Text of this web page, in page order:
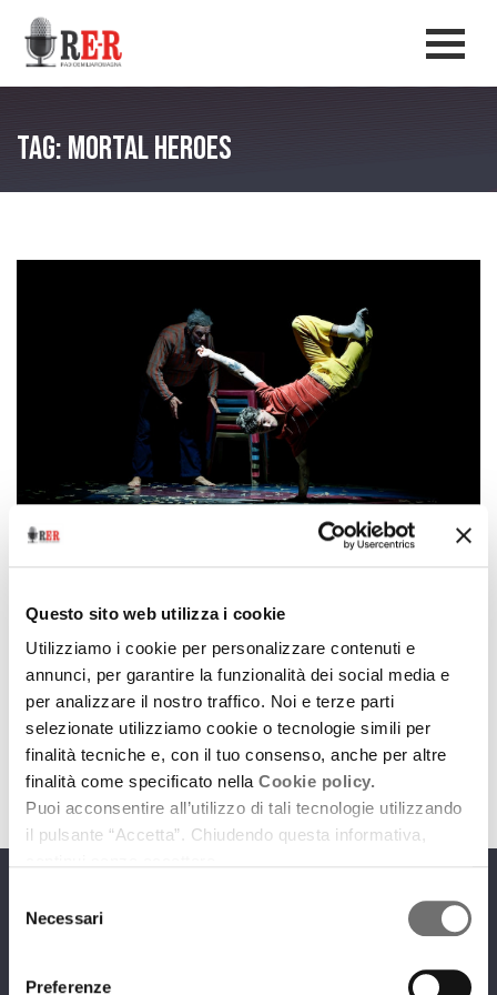
Questo sito web utilizza i cookie
Utilizziamo i cookie per personalizzare contenuti e
annunci, per garantire la funzionalità dei social media e
per analizzare il nostro traffico. Noi e terze parti
selezionate utilizziamo cookie o tecnologie simili per
finalità tecniche e, con il tuo consenso, anche per altre
finalità come specificato nella Cookie policy.
Puoi acconsentire all’utilizzo di tali tecnologie utilizzando
il pulsante “Accetta”. Chiudendo questa informativa,
delNecessari
Preferenze
Salta al contenuto principale
Tag: Mortal Heroes
Dance Land
2 marzo 2026
Gli imperdibili appuntamenti di danza scelti per noi
da Carmelo Zapparrata
Ascolta downloadPodcast